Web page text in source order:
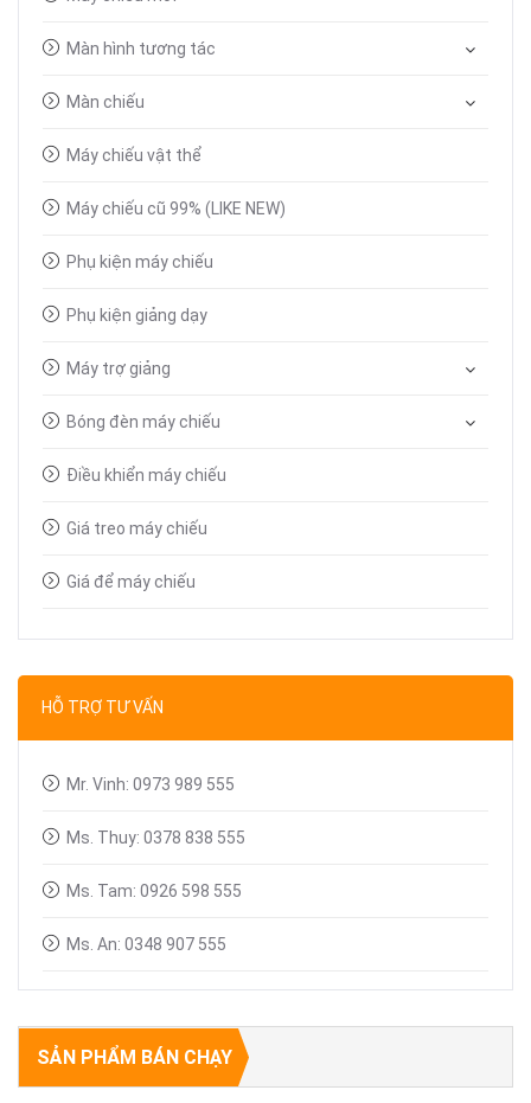
Màn hình tương tác
Màn chiếu
Máy chiếu vật thể
Máy chiếu cũ 99% (LIKE NEW)
Phụ kiện máy chiếu
Phụ kiện giảng dạy
Máy trợ giảng
Bóng đèn máy chiếu
Điều khiển máy chiếu
Giá treo máy chiếu
Giá để máy chiếu
Bút trình chiếu
Linh kiện máy chiếu
HỖ TRỢ TƯ VẤN
Mr. Vinh: 0973 989 555
Ms. Thuy: 0378 838 555
Ms. Tam: 0926 598 555
Ms. An: 0348 907 555
SẢN PHẨM BÁN CHẠY